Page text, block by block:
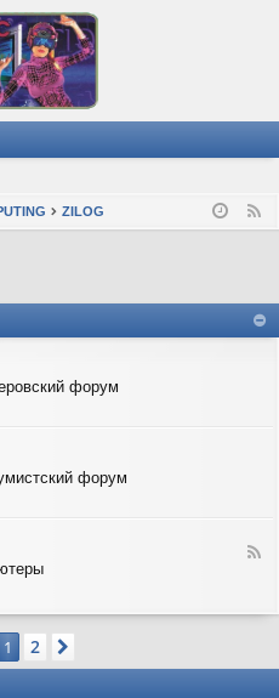
ZILOG
форум
форум
F
S
1 2